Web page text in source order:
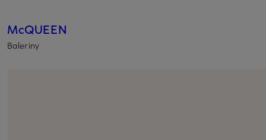
McQUEEN
Baleriny